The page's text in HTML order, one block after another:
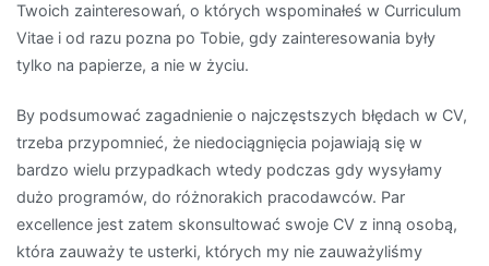
Twoich zainteresowań, o których wspominałeś w Curriculum
Vitae i od razu pozna po Tobie, gdy zainteresowania były
tylko na papierze, a nie w życiu.
By podsumować zagadnienie o najczęstszych błędach w CV,
trzeba przypomnieć, że niedociągnięcia pojawiają się w
bardzo wielu przypadkach wtedy podczas gdy wysyłamy
dużo programów, do różnorakich pracodawców. Par
excellence jest zatem skonsultować swoje CV z inną osobą,
która zauważy te usterki, których my nie zauważyliśmy